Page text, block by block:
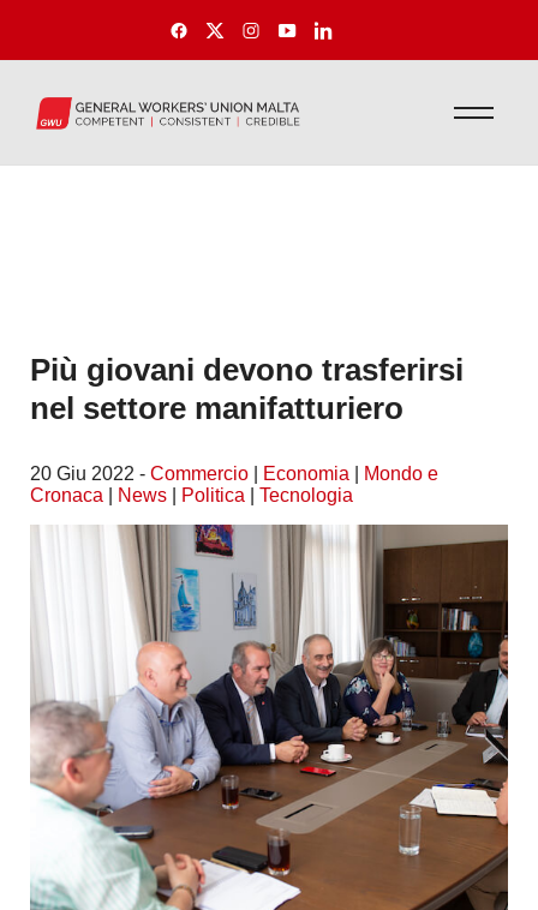
Più giovani devono trasferirsi
nel settore manifatturiero
20 Giu 2022 - Commercio Economia
Mondo e
Cronaca
News Politica Tecnologia